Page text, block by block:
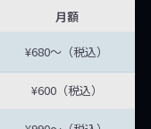
月額
¥680〜（税込）
¥600（税込）